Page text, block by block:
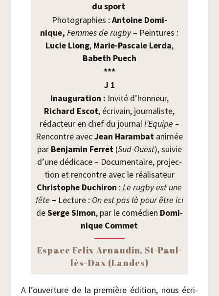
du sport
Pho­to­gra­phies : Antoine Domi­
nique, Femmes de rug­by– Pein­tures :
Lucie Llong, Marie-Pas­cale Ler­da,
Babeth Puech
***
J 1
Inau­gu­ra­tion : Invi­té d’honneur,
Richard Escot, écri­vain, jour­na­liste,
rédac­teur en chef du jour­nall’Equipe –
Ren­contre avecJean Haram­bat ani­mée
par Ben­ja­min Fer­ret(Sud-Ouest), sui­vie
d’une dédi­cace – Docu­men­taire, pro­jec­
tion et ren­contre avec le réa­li­sa­teur
Chris­tophe Duchi­ron :Le rug­by est une
fête – Lec­ture : On est pas là pour être ici
deSerge Simon, par le comé­dien Domi­
nique Commet
Espace Felix Arnau­din, St-Paul-
lès-Dax (Landes)
A l’ouverture de la pre­mière édi­tion, nous écri­